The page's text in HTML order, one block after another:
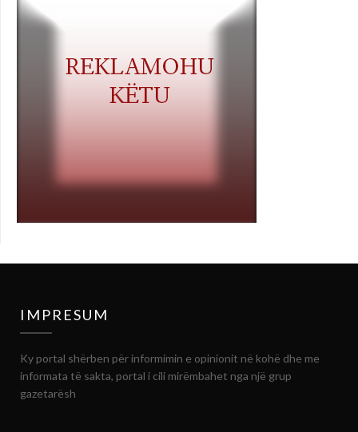
IMPRESUM
Ky portal shërben për informimin e opinionit në kohë dhe me
informata të sakta, portal i cili mirëmbahet nga një grup
gazetarësh